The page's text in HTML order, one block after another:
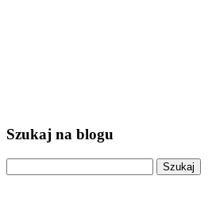
Szukaj na blogu